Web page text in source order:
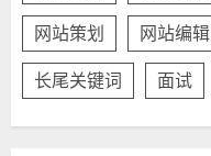
网站策划
网站编辑
长尾关键词
面试